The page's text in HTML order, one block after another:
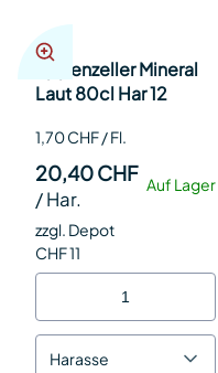
Appenzeller Mineral
Laut 80cl Har 12
1,70 CHF / Fl.
Auf Lager
20,40 CHF
/Har.
zzgl. Depot
CHF 11
Harasse